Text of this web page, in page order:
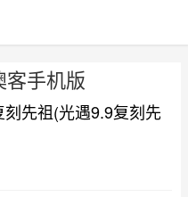
客手机版
刻先祖(光遇9.9复刻先